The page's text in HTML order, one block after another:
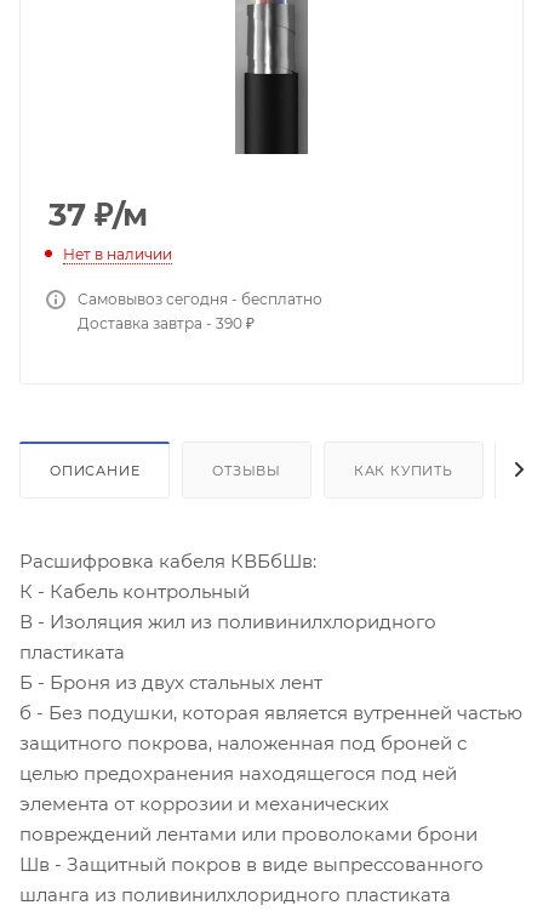
37 ₽/м
Нет в наличии
Самовывоз сегодня - бесплатно
Доставка завтра - 390 ₽
ОПИСАНИЕ ОТЗЫВЫ КАК КУПИТЬ
Расшифровка кабеля КВБбШв:
К - Кабель контрольный
В - Изоляция жил из поливинилхлоридного
пластиката
Б - Броня из двух стальных лент
б - Без подушки, которая является вутренней частью
защитного покрова, наложенная под броней с
целью предохранения находящегося под ней
элемента от коррозии и механических
повреждений лентами или проволоками брони
Шв - Защитный покров в виде выпрессованного
шланга из поливинилхлоридного пластиката